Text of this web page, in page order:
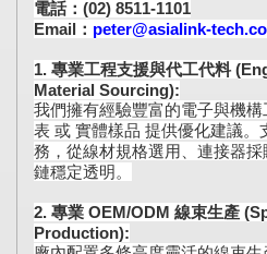
電話：(02) 8511-1101
Email： peter@asialink-
1. 專業工程支援與代工代料
Material Sourcing):
我們擁有經驗豐富的電子與機
表 或 實體樣品 提供優化建議。
務，從線材規格選用、連接器
鏈穩定透明。
2. 專業 OEM/ODM 線束生產
Production):